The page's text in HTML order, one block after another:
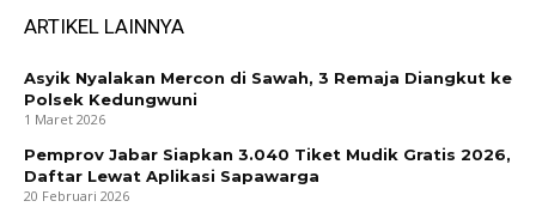
ARTIKEL LAINNYA
Asyik Nyalakan Mercon di Sawah, 3 Remaja Diangkut ke
Polsek Kedungwuni
1 Maret 2026
Pemprov Jabar Siapkan 3.040 Tiket Mudik Gratis 2026,
Daftar Lewat Aplikasi Sapawarga
20 Februari 2026